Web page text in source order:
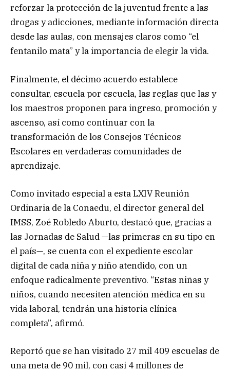
reforzar la protección de la juventud frente a las
drogas y adicciones, mediante información directa
desde las aulas, con mensajes claros como “el
fentanilo mata” y la importancia de elegir la vida.
Finalmente, el décimo acuerdo establece
consultar, escuela por escuela, las reglas que las y
los maestros proponen para ingreso, promoción y
ascenso, así como continuar con la
transformación de los Consejos Técnicos
Escolares en verdaderas comunidades de
aprendizaje.
Como invitado especial a esta LXIV Reunión
Ordinaria de la Conaedu, el director general del
IMSS, Zoé Robledo Aburto, destacó que, gracias a
las Jornadas de Salud —las primeras en su tipo en
el país—, se cuenta con el expediente escolar
digital de cada niña y niño atendido, con un
enfoque radicalmente preventivo. “Estas niñas y
niños, cuando necesiten atención médica en su
vida laboral, tendrán una historia clínica
completa”, afirmó.
Reportó que se han visitado 27 mil 409 escuelas de
una meta de 90 mil, con casi 4 millones de